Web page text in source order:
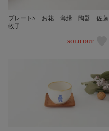
プレートS お花 薄緑 陶器 佐藤
牧子
SOLD OUT